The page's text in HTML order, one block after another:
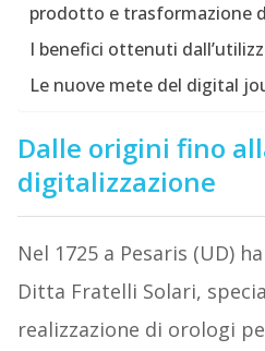
prodotto e trasformazione
I benefici ottenuti
Le nuove mete del digital
Dalle origini fino
digitalizzazione
Nel 1725 a Pesaris (UD)
Ditta Fratelli Solari,
realizzazione di orologi